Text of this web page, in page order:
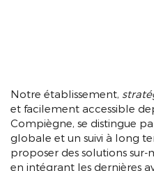
Notre établissement,
et facilement accessible
Compiègne, se distingue
globale et un suivi à long
proposer des solutions
en intégrant les dernières